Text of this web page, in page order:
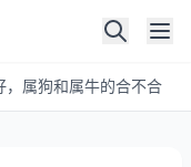
属狗和属牛的合不合